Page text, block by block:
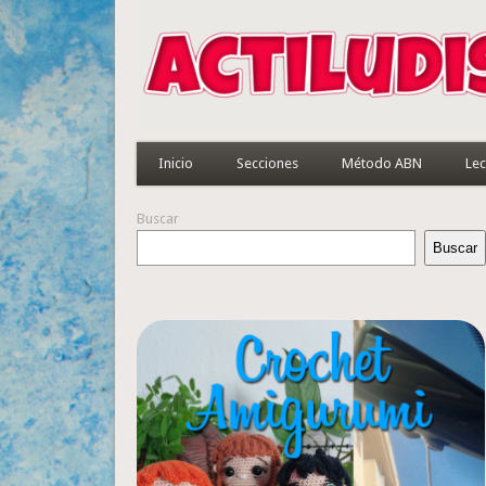
Inicio Secciones Método ABN
Buscar
Buscar